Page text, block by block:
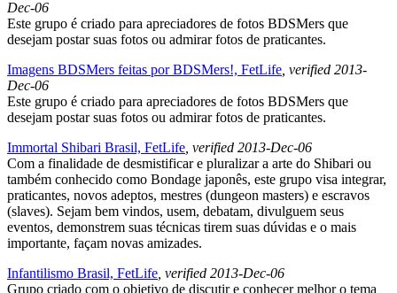
Dec-06
Este grupo é criado para apreciadores de fotos BDSMers que
desejam postar suas fotos ou admirar fotos de praticantes.
Imagens BDSMers feitas por BDSMers!, FetLife , verified 2013-
Dec-06
Este grupo é criado para apreciadores de fotos BDSMers que
desejam postar suas fotos ou admirar fotos de praticantes.
Immortal Shibari Brasil, FetLife , verified 2013-Dec-06
Com a finalidade de desmistificar e pluralizar a arte do Shibari ou
também conhecido como Bondage japonês, este grupo visa integrar,
praticantes, novos adeptos, mestres (dungeon masters) e escravos
(slaves). Sejam bem vindos, usem, debatam, divulguem seus
eventos, demonstrem suas técnicas tirem suas dúvidas e o mais
importante, façam novas amizades.
Infantilismo Brasil, FetLife , verified 2013-Dec-06
Grupo criado com o objetivo de discutir e conhecer melhor o tema